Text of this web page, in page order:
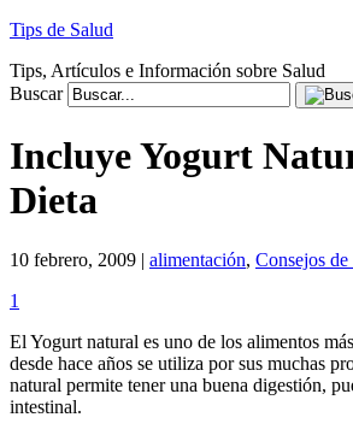
Tips de Salud
Tips, Artículos e Información sobre Salud
Buscar
Incluye Yogurt
Dieta
10 febrero, 2009 | alimentación, Consejos de
1
El Yogurt natural es uno de los alimentos
desde hace años se utiliza por sus muchas
natural permite tener una buena digestión,
intestinal.